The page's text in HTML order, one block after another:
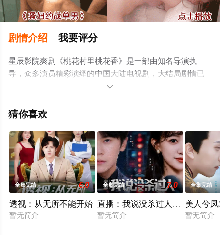
剧情介绍 我要评分
星辰影院爽剧《桃花村里桃花香》是一部由知名导演执
导，众多演员精彩演绎的中国大陆电视剧，大结局剧情已
揭晓（1-1全集），手机免费观看高清无删减完整版电视剧
电视猫或剧情网等平台了解。

猜你喜欢
全集完结 6.0
透视：从无所不能开始
暂无简介
全集完结 7.0
直播：我说没杀过人，测谎仪爆
暂无简介
全集完结
美人兮
暂无简介